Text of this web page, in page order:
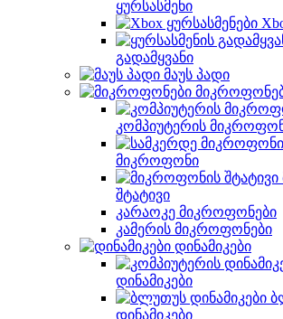
ყურსასმენი
გადამყვანი
მაუს პადი
კომპიუტერის
მიკროფონი
შტატივი
კარაოკე მიკროფონები
კამერის მიკროფონები
დინამიკები
დინამიკები
დინამიკები